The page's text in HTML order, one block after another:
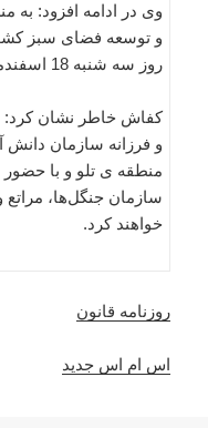
وی در ادامه افزود: به
و توسعه فضای سبز
روز سه شنبه 18 اسفندماه اجرا خواهد شد.
و فرزانه سازمان دانش
منطقه ی تلو و با
سازمان جنگل‌ها، مراتع
خواهند کرد.
روزنامه قانون
اس ام اس جدید